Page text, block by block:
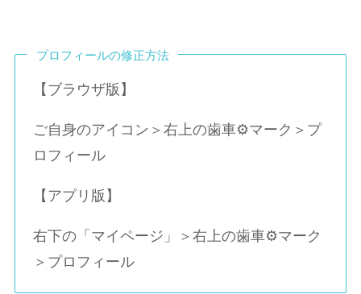
プロフィールの修正方法
【ブラウザ版】
ご自身のアイコン＞右上の歯車⚙マーク＞プ
ロフィール
【アプリ版】
右下の「マイページ」＞右上の歯車⚙マーク
＞プロフィール